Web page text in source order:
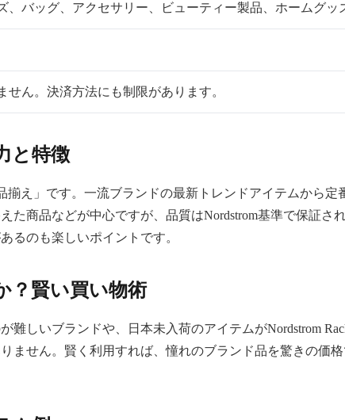
、バッグ、アクセサリー、ビューティー製品、ホームグッ
ん。決済方法にも制限があります。
と特徴
揃え」です。一流ブランドの最新トレンドアイテムから
商品などが中心ですが、品質はNordstrom基準で保証さ
るのも楽しいポイントです。
？賢い買い物術
しいブランドや、日本未入荷のアイテムがNordstrom
ません。賢く利用すれば、憧れのブランド品を驚きの価